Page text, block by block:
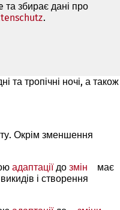
та збирає дані про
(Відкривається
.
та тропічні ночі, а також
Окрім зменшення
адаптаціїдо змін
має
і створення